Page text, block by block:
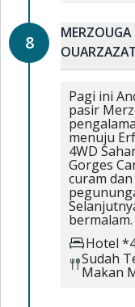
8
MERZOUGA
Pagi ini
pasir
menuju
4WD
Gorges
curam
bermalam.
Hotel
Sudah
Makan